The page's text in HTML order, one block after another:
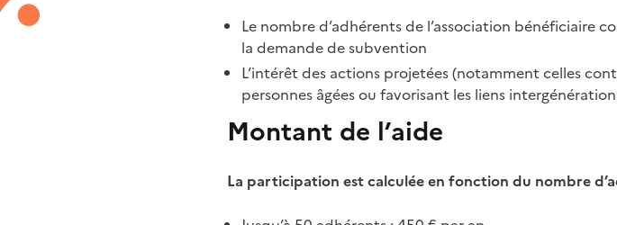
Le nombre d’adhérents de l’association bénéficiaire
la demande de subvention
L’intérêt des actions projetées (notamment celles
personnes âgées ou favorisant les liens
Montant de l’aide
La participation est calculée en fonction du nombre